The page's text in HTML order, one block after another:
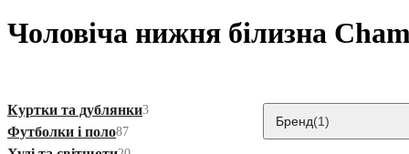
Чоловіча нижня білизна
Куртки та дублянки3
Футболки і поло87
Бренд(1)